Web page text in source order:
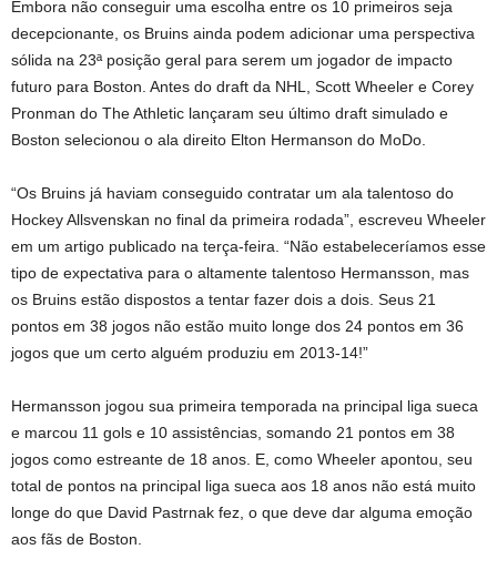
Embora não conseguir uma escolha entre os 10 primeiros seja
decepcionante, os Bruins ainda podem adicionar uma perspectiva
sólida na 23ª posição geral para serem um jogador de impacto
futuro para Boston. Antes do draft da NHL, Scott Wheeler e Corey
Pronman do The Athletic lançaram seu último draft simulado e
Boston selecionou o ala direito Elton Hermanson do MoDo.
“Os Bruins já haviam conseguido contratar um ala talentoso do
Hockey Allsvenskan no final da primeira rodada”, escreveu Wheeler
em um artigo publicado na terça-feira. “Não estabeleceríamos esse
tipo de expectativa para o altamente talentoso Hermansson, mas
os Bruins estão dispostos a tentar fazer dois a dois. Seus 21
pontos em 38 jogos não estão muito longe dos 24 pontos em 36
jogos que um certo alguém produziu em 2013-14!”
Hermansson jogou sua primeira temporada na principal liga sueca
e marcou 11 gols e 10 assistências, somando 21 pontos em 38
jogos como estreante de 18 anos. E, como Wheeler apontou, seu
total de pontos na principal liga sueca aos 18 anos não está muito
longe do que David Pastrnak fez, o que deve dar alguma emoção
aos fãs de Boston.